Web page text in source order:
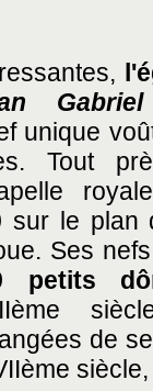
Gabriel
unique
Tout
sur le plan
Ses
petits
de